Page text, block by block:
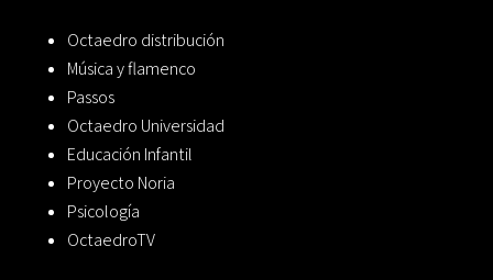
Octaedro distribución
Música y flamenco
Passos
Octaedro Universidad
Educación Infantil
Proyecto Noria
Psicología
OctaedroTV